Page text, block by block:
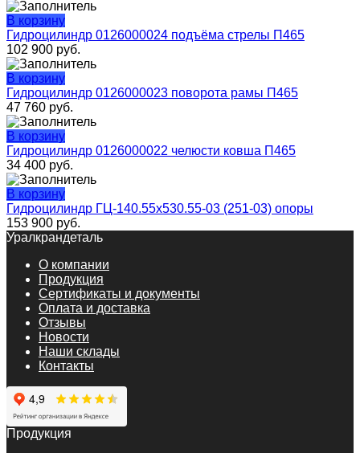
В корзину
Гидроцилиндр 0126000024 подъёма стрелы П465
102 900 руб.
В корзину
Гидроцилиндр 0126000023 поворота рамы П465
47 760 руб.
В корзину
Гидроцилиндр 0126000022 челюсти ковша П465
34 400 руб.
В корзину
Гидроцилиндр ГЦ-140.55х530.55-03 (251-03) опоры
153 900 руб.
Уралкрандеталь
О компании
Продукция
Сертификаты и документы
Оплата и доставка
Отзывы
Новости
Наши склады
Контакты
Продукция